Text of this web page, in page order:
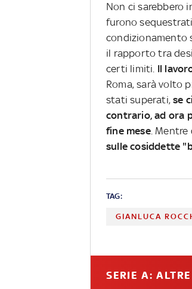
Non ci sarebbero
furono
condizionamento
il rapporto tra
certi limiti. Il
Roma, sarà volto
stati superati,se
contrario, ad ora
fine mese. Mentre
sulle cosiddette
TAG:
GIANLUCA
SERIE A: